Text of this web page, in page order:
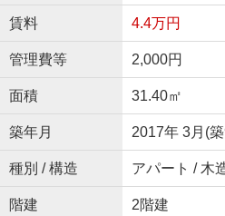
賃料 4.4万円
管理費等 2,000円
面積 31.40㎡
築年月 2017年 3月(
種別 / 構造 アパート / 木
階建 2階建